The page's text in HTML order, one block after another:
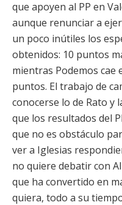
que apoyen al PP en
aunque renunciar a
un poco inútiles los
obtenidos: 10 puntos
mientras Podemos
puntos. El trabajo de
conocerse lo de Rato y
que los resultados del
que no es obstáculo
ver a Iglesias
no quiere debatir con
que ha convertido en
quiera, todo a su